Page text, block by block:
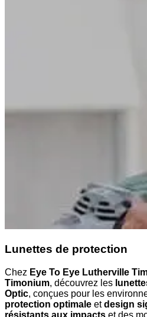
Lunettes de protection
Chez Eye To Eye Lutherville
Timonium, découvrez les
Optic, conçues pour les
protection optimale etdesign
résistants aux impacts et des